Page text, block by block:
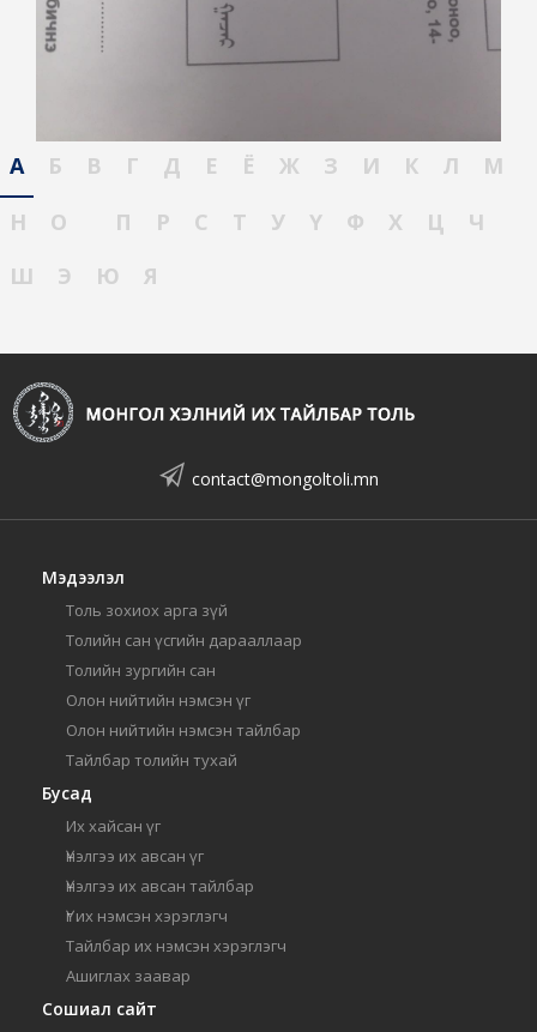
А Б В Г Д Е Ё Ж З И К Л
М
Н
О П Р С Т У Ү Ф Х Ц
Ч
Ш
Э Ю Я
contact@mongoltoli.mn
Мэдээлэл
Толь зохиох арга зүй
Толийн сан үсгийн дарааллаар
Толийн зургийн сан
Олон нийтийн нэмсэн үг
Олон нийтийн нэмсэн тайлбар
Тайлбар толийн тухай
Бусад
Их хайсан үг
Үнэлгээ их авсан үг
Үнэлгээ их авсан тайлбар
Үг их нэмсэн хэрэглэгч
Тайлбар их нэмсэн хэрэглэгч
Ашиглах заавар
Сошиал сайт